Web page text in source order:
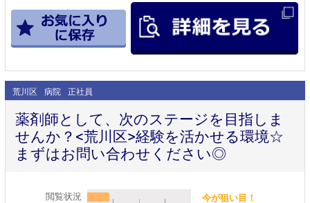
荒川区 病院 正社員
薬剤師として、次のステージを目指しま
せんか？<荒川区>経験を活かせる環境☆
まずはお問い合わせください◎
閲覧状況 今が狙い目！